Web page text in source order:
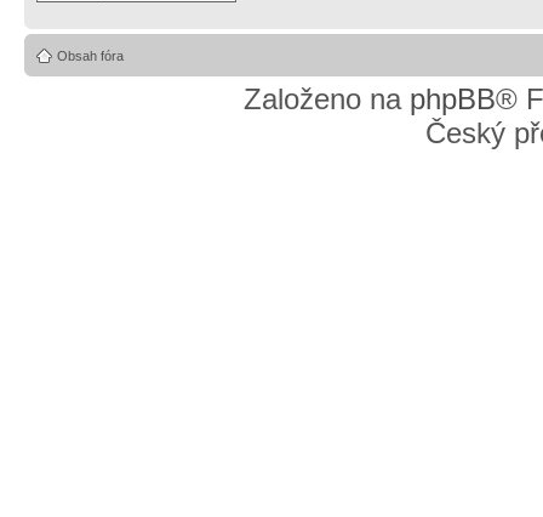
Obsah fóra
Založeno na phpBB®
Český